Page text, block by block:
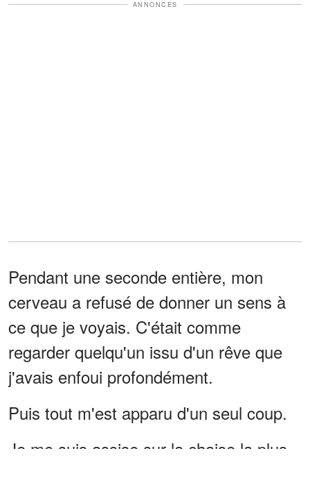
ANNONCES
Pendant une seconde entière, mon
cerveau a refusé de donner un sens à
ce que je voyais. C'était comme
regarder quelqu'un issu d'un rêve que
j'avais enfoui profondément.
Puis tout m'est apparu d'un seul coup.
Je me suis assise sur la chaise la plus